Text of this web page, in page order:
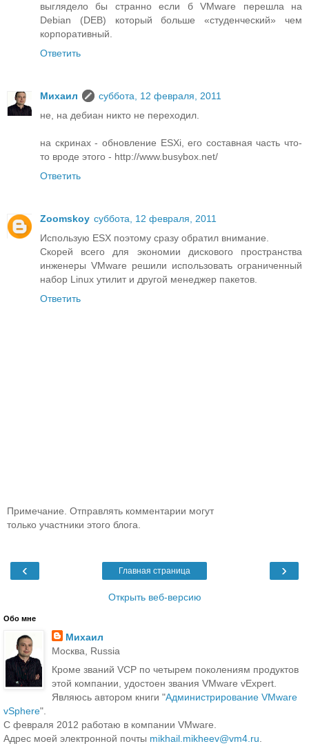
выглядело бы странно если б VMware перешла на
Debian (DEB) который больше «студенческий» чем
корпоративный.
Ответить
Михаил
суббота, 12 февраля, 2011
не, на дебиан никто не переходил.
на скринах - обновление ESXi, его составная часть что-
то вроде этого - http://www.busybox.net/
Ответить
Zoomskoy суббота, 12 февраля, 2011
Использую ESX поэтому сразу обратил внимание.
Скорей всего для экономии дискового пространства
инженеры VMware решили использовать ограниченный
набор Linux утилит и другой менеджер пакетов.
Ответить
Примечание. Отправлять комментарии могут
только участники этого блога.
‹ ›
Главная страница
Открыть веб-версию
Обо мне
Михаил
Москва, Russia
Кроме званий VCP по четырем поколениям продуктов
этой компании, удостоен звания VMware vExpert.
Являюсь автором книги "Администрирование VMware
vSphere".
С февраля 2012 работаю в компании VMware.
Адрес моей электронной почты mikhail.mikheev@vm4.ru.